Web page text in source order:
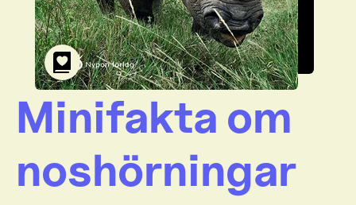
Minifakta om
noshörningar